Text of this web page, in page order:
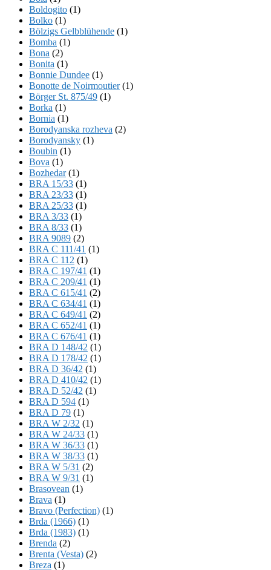
Boldogito (1)
Bolko (1)
Bölzigs Gelbblühende (1)
Bomba (1)
Bona (2)
Bonita (1)
Bonnie Dundee (1)
Bonotte de Noirmoutier(1)
Börger St. 875/49 (1)
Borka (1)
Bornia (1)
Borodyanska rozheva (2)
Borodyansky (1)
Boubin (1)
Bova (1)
Bozhedar(1)
BRA 15/33 (1)
BRA 23/33 (1)
BRA 25/33 (1)
BRA 3/33 (1)
BRA 8/33 (1)
BRA 9089 (2)
BRA C 111/41 (1)
BRA C 112 (1)
BRA C 197/41 (1)
BRA C 209/41 (1)
BRA C 615/41 (2)
BRA C 634/41 (1)
BRA C 649/41 (2)
BRA C 652/41 (1)
BRA C 676/41 (1)
BRA D 148/42 (1)
BRA D 178/42 (1)
BRA D 36/42 (1)
BRA D 410/42 (1)
BRA D 52/42 (1)
BRA D 594 (1)
BRA D 79 (1)
BRA W 2/32 (1)
BRA W 24/33 (1)
BRA W 36/33 (1)
BRA W 38/33 (1)
BRA W 5/31 (2)
BRA W 9/31 (1)
Brasovean (1)
Brava (1)
Bravo (Perfection) (1)
Brda (1966) (1)
Brda (1983) (1)
Brenda (2)
Brenta (Vesta) (2)
Breza (1)